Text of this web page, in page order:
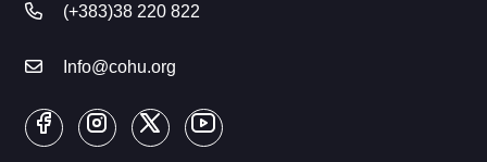
(+383)38 220 822
Info@cohu.org